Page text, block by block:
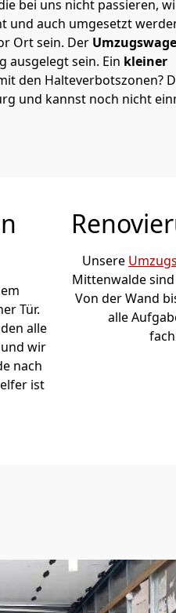
bei uns nicht passieren,
und auch umgesetzt
Ort sein. Der
ausgelegt sein. Ein kleiner
den Halteverbotszonen?
und kannst noch nicht
Tür.
alle
wir
nach
ist
Unsere
Mittenwalde
Von der Wand
alle